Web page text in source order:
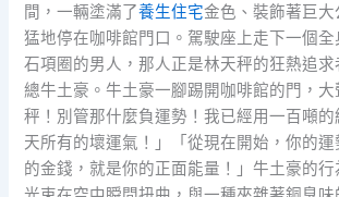
間，一輛塗滿了養生住宅金色、裝飾著巨
猛地停在咖啡館門口。駕駛座上走下一個
石項圈的男人，那人正是林天秤的狂熱追
總牛土豪。牛土豪一腳踢開咖啡館的門，
秤！別管那什麼負運勢！我已經用一百噸
天所有的壞運氣！」「從現在開始，你的
的金錢，就是你的正面能量！」牛土豪的